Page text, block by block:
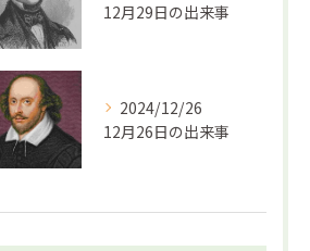
12月29日の出来事
2024/12/26
12月26日の出来事